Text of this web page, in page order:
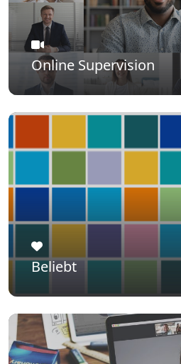
Online Supervision
Beliebt